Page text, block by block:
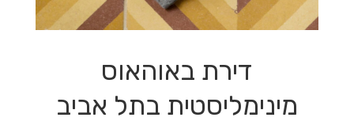
דירת באוהאוס
מינימליסטית בתל אביב